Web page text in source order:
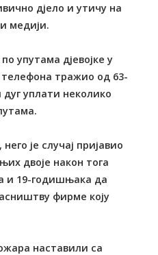
дјело и утичу на
медији.
упутама дјевојке у
тражио од 63-
уплати неколико
је случај пријавио
двоје након тога
и 19-годишњака да
фирме коју
наставили са